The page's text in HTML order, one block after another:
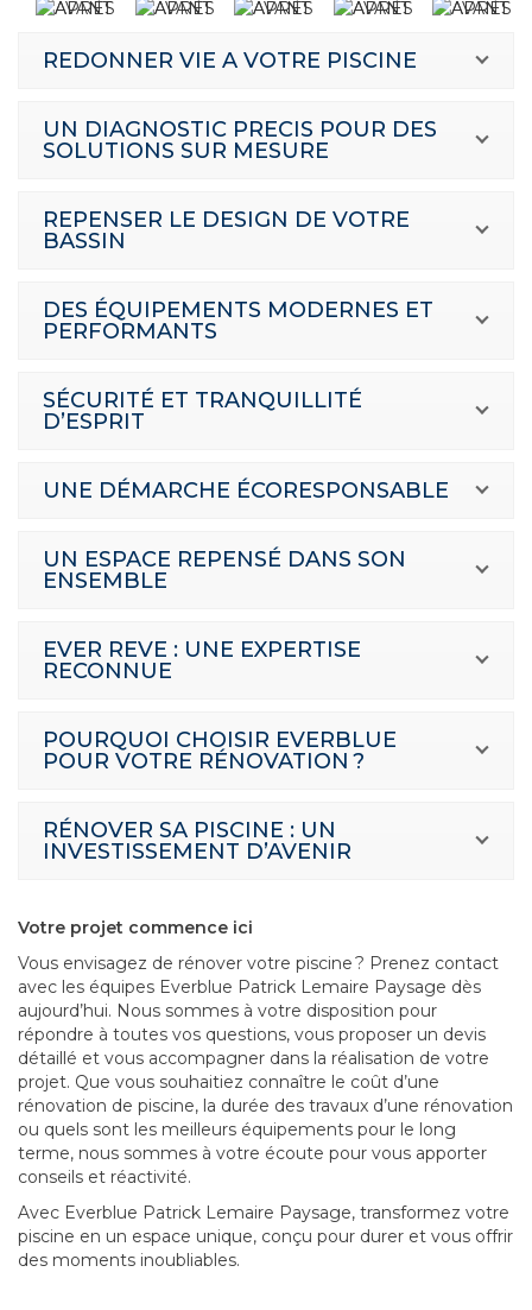
REDONNER VIE A VOTRE PISCINE
UN DIAGNOSTIC PRECIS POUR DES
SOLUTIONS SUR MESURE
REPENSER LE DESIGN DE VOTRE
BASSIN
DES ÉQUIPEMENTS MODERNES ET
PERFORMANTS
SÉCURITÉ ET TRANQUILLITÉ
D’ESPRIT
UNE DÉMARCHE ÉCORESPONSABLE
UN ESPACE REPENSÉ DANS SON
ENSEMBLE
EVER REVE : UNE EXPERTISE
RECONNUE
POURQUOI CHOISIR EVERBLUE
POUR VOTRE RÉNOVATION ?
RÉNOVER SA PISCINE : UN
INVESTISSEMENT D’AVENIR
Votre projet commence ici
Vous envisagez de rénover votre piscine ? Prenez contact
avec les équipes Everblue Patrick Lemaire Paysage dès
aujourd’hui. Nous sommes à votre disposition pour
répondre à toutes vos questions, vous proposer un devis
détaillé et vous accompagner dans la réalisation de votre
projet. Que vous souhaitiez connaître le coût d’une
rénovation de piscine, la durée des travaux d’une rénovation
ou quels sont les meilleurs équipements pour le long
terme, nous sommes à votre écoute pour vous apporter
conseils et réactivité.
Avec Everblue Patrick Lemaire Paysage, transformez votre
piscine en un espace unique, conçu pour durer et vous offrir
des moments inoubliables.